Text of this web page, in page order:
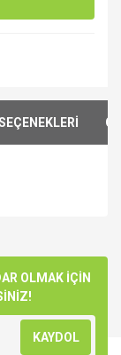
OLMAK İÇİN
KAYDOL